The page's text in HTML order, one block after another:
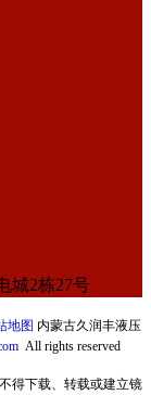
城2栋27号
地图 内蒙古久润丰液压
All rights reserved
得下载、转载或建立镜